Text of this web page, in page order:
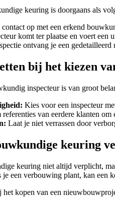
keuring is doorgaans als
contact op met een erkend
komt ter plaatse en voert
ontvang je een
bij het kiezen
inspecteur is van groot
Kies voor een inspecteur
referenties van eerdere klanten
Laat je niet verrassen door
keuring
keuring niet altijd verplicht,
een verbouwing plant, kan een
het kopen van een